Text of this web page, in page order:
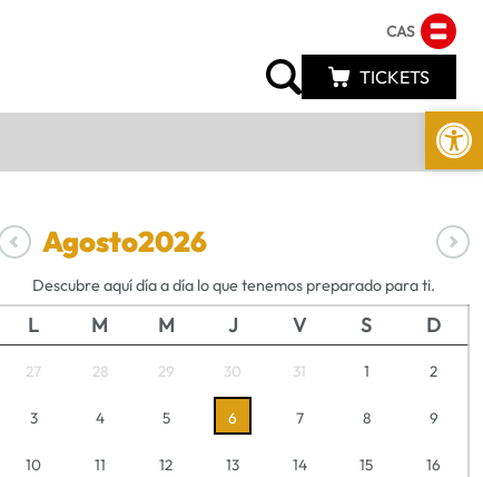
Abrir
CAS
TICKETS
Agosto2026
Descubre aquí día a día lo que tenemos preparado para ti.
L M M J V S D
27 28 29 30 31 1 2
3 4 5 6 7 8 9
10 11 12 13 14 15 16